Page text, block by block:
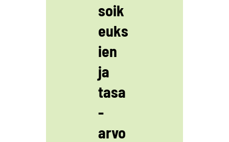
soik
euks
ien
ja
tasa
-
arvo